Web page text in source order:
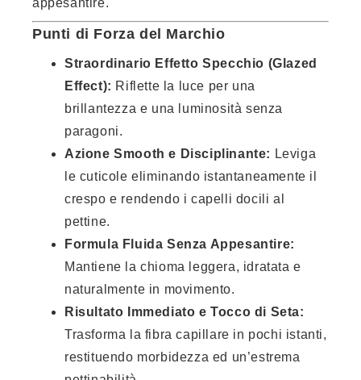
Punti di Forza del Marchio
Straordinario Effetto Specchio (Glazed
Effect): Riflette la luce per una
brillantezza e una luminosità senza
paragoni.
Azione Smooth e Disciplinante: Leviga
le cuticole eliminando istantaneamente il
crespo e rendendo i capelli docili al
pettine.
Formula Fluida Senza Appesantire:
Mantiene la chioma leggera, idratata e
naturalmente in movimento.
Risultato Immediato e Tocco di Seta:
Trasforma la fibra capillare in pochi istanti,
restituendo morbidezza ed un’estrema